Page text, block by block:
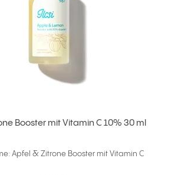
Booster mit Vitamin C 10% 30 ml
Apfel & Zitrone Booster mit Vitamin C